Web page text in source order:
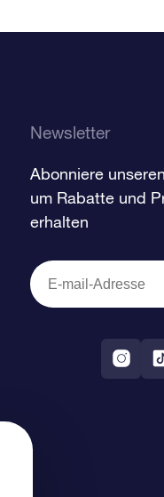
Newsletter
Abonniere
um Rabatte und
erhalten